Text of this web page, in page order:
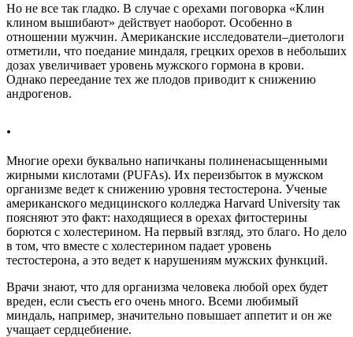
Но не все так гладко. В случае с орехами поговорка «Клин
клином вышибают» действует наоборот. Особенно в
отношении мужчин. Американские исследователи–диетологи
отметили, что поедание миндаля, грецких орехов в небольших
дозах увеличивает уровень мужского гормона в крови.
Однако переедание тех же плодов приводит к снижению
андрогенов.
.
Многие орехи буквально напичканы полиненасыщенными
жирными кислотами (PUFAs). Их переизбыток в мужском
организме ведет к снижению уровня тестостерона. Ученые
американского медицинского колледжа Harvard University так
поясняют это факт: находящиеся в орехах фитостерины
борются с холестерином. На первый взгляд, это благо. Но дело
в том, что вместе с холестерином падает уровень
тестостерона, а это ведет к нарушениям мужских функций.
Врачи знают, что для организма человека любой орех будет
вреден, если съесть его очень много. Всеми любимый
миндаль, например, значительно повышает аппетит и он же
учащает сердцебиение.